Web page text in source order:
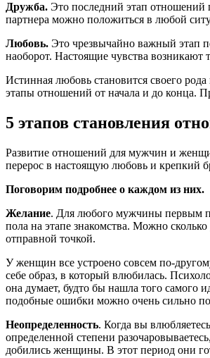
Дружба. Это последний этап отношений
партнера можно положиться в любой
Любовь. Это чрезвычайно важный этап
наоборот. Настоящие чувства возникают
Истинная любовь становится своего
этапы отношений от начала и до конца.
5 этапов становления
Развитие отношений для мужчин и
перерос в настоящую любовь и крепкий
Поговорим подробнее о каждом из них.
Желание. Для любого мужчины первым
пола на этапе знакомства. Можно
отправной точкой.
У женщин все устроено совсем по-
себе образ, в который влюбилась.
она думает, будто бы нашла того самого
подобные ошибки можно очень сильно
Неопределенность. Когда вы
определенной степени
добились женщины. В этот период они